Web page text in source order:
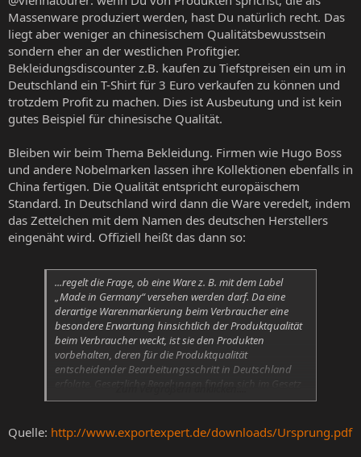
Massenware produziert werden, hast Du natürlich recht. Das
liegt aber weniger an chinesischem Qualitätsbewusstsein
sondern eher an der westlichen Profitgier.
Bekleidungsdiscounter z.B. kaufen zu Tiefstpreisen ein um in
Deutschland ein T-Shirt für 3 Euro verkaufen zu können und
trotzdem Profit zu machen. Dies ist Ausbeutung und ist kein
gutes Beispiel für chinesische Qualität.
Bleiben wir beim Thema Bekleidung. Firmen wie Hugo Boss
und andere Nobelmarken lassen ihre Kollektionen ebenfalls in
China fertigen. Die Qualität entspricht europäischem
Standard. In Deutschland wird dann die Ware veredelt, indem
das Zettelchen mit dem Namen des deutschen Herstellers
eingenäht wird. Offiziell heißt das dann so:
...regelt die Frage, ob eine Ware z. B. mit dem Label
„Made in Germany“ versehen werden darf. Da eine
derartige Warenmarkierung beim Verbraucher eine
besondere Erwartung hinsichtlich der Produktqualität
beim Verbraucher weckt, ist sie den Produkten
vorbehalten, deren für die Produktqualität
entscheidender Bearbeitungsschritt in Deutschland
erfolgte. Gesetzliche Regelungen finden sich im Gesetz
gegen den unlauteren Wettbewerb (UWG), dem
Organisation, die die Warenmarkierung „verleiht“, gibt
es nicht. Der Hersteller entscheidet in eigener
Quelle: http://www.exportexpert.de/downloads/Ursprung.pdf